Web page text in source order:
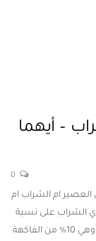
– أيهما
ام الشراب ام
الشراب على نسبة
من العصير وهي 10% من الفاكهة